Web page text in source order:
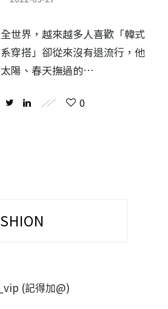
世界，越來越多人喜歡「韓式
穿搭」卻從來沒有退流行，他
陽、春天撫過的…
0
(記得加@)